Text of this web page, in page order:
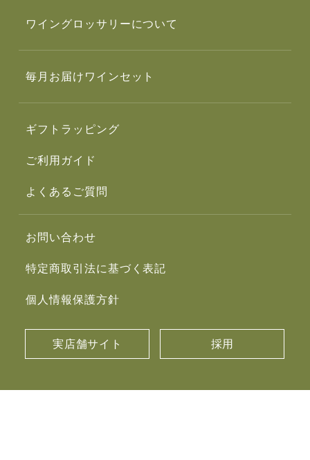
ワイングロッサリーについて
毎月お届けワインセット
ギフトラッピング
ご利用ガイド
よくあるご質問
お問い合わせ
特定商取引法に基づく表記
個人情報保護方針
実店舗サイト 採用